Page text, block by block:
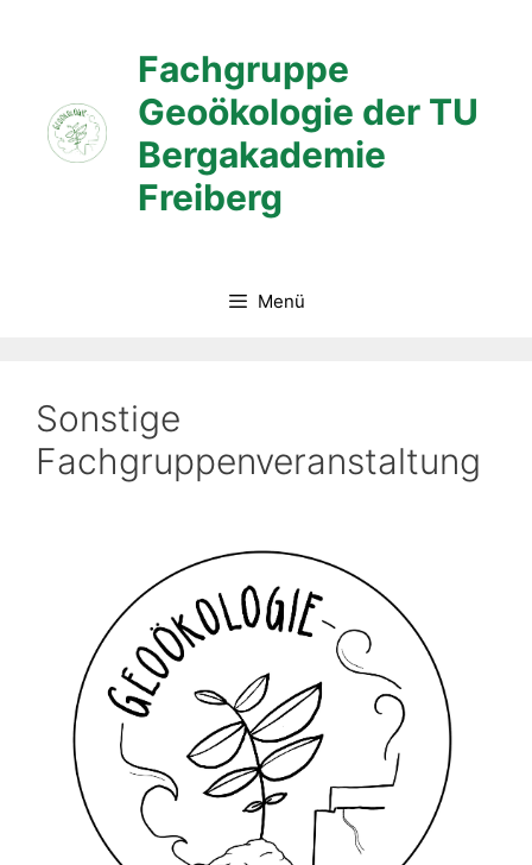
Fachgruppe
Geoökologie der TU
Bergakademie
Freiberg
Menü
Sonstige
Fachgruppenveranstaltung